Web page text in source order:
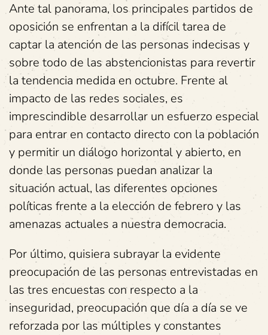
Ante tal panorama, los principales partidos de
oposición se enfrentan a la difícil tarea de
captar la atención de las personas indecisas y
sobre todo de las abstencionistas para revertir
la tendencia medida en octubre. Frente al
impacto de las redes sociales, es
imprescindible desarrollar un esfuerzo especial
para entrar en contacto directo con la población
y permitir un diálogo horizontal y abierto, en
donde las personas puedan analizar la
situación actual, las diferentes opciones
políticas frente a la elección de febrero y las
amenazas actuales a nuestra democracia.
Por último, quisiera subrayar la evidente
preocupación de las personas entrevistadas en
las tres encuestas con respecto a la
inseguridad, preocupación que día a día se ve
reforzada por las múltiples y constantes